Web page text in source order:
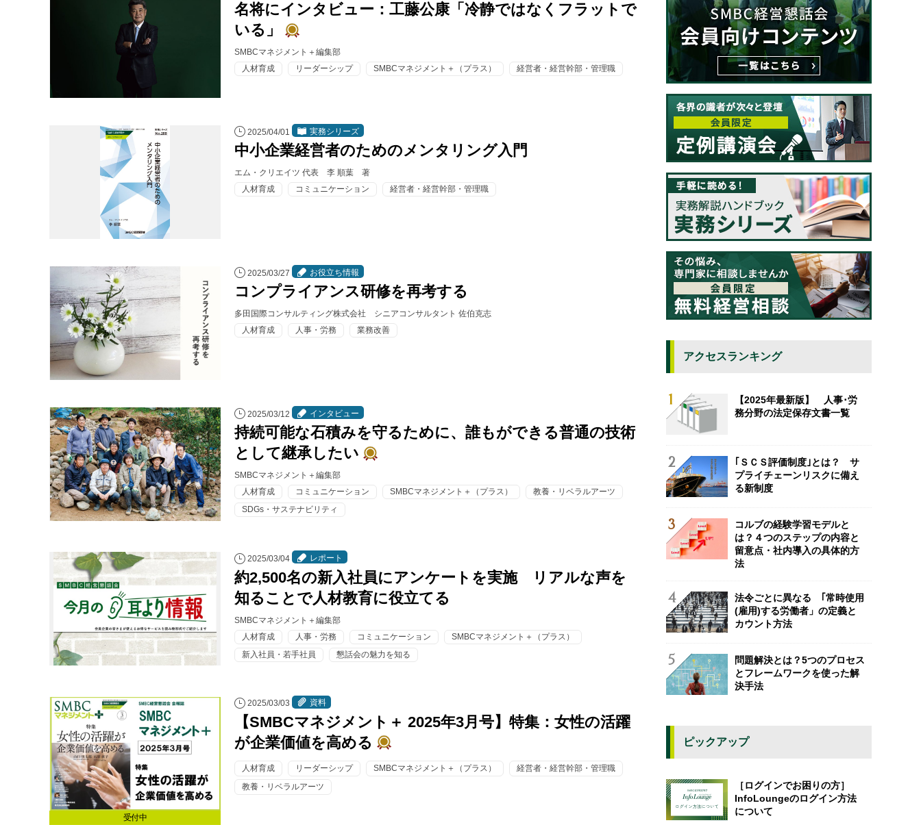
本サイトのご利用にあたって
名将にインタビュー：工藤公康「冷静ではなくフラットで
いる」
SMBCマネジメント＋編集部
人材育成
リーダーシップ SMBCマネジメント＋（プラス） 経営者・経営幹部・管理職
2025/04/01 実務シリーズ
中小企業経営者のためのメンタリング入門
エム・クリエイツ 代表 李 順葉 著
人材育成
コミュニケーション 経営者・経営幹部・管理職
2025/03/27 お役立ち情報
コンプライアンス研修を再考する
多田国際コンサルティング株式会社 シニアコンサルタント 佐伯克志
人材育成
人事・労務 業務改善
2025/03/12 インタビュー
持続可能な石積みを守るために、誰もができる普通の技術
として継承したい
SMBCマネジメント＋編集部
人材育成
コミュニケーション SMBCマネジメント＋（プラス）
教養・リベラルアーツ
SDGs・サステナビリティ
2025/03/04 レポート
約2,500名の新入社員にアンケートを実施 リアルな声を
知ることで人材教育に役立てる
SMBCマネジメント＋編集部
人材育成
人事・労務 コミュニケーション
SMBCマネジメント＋（プラス）
新入社員・若手社員
懇話会の魅力を知る
受付中
2025/03/03 資料
【SMBCマネジメント＋ 2025年3月号】特集：女性の活躍
が企業価値を高める
人材育成 リーダーシップ SMBCマネジメント＋（プラス）
経営者・経営幹部・管理職
教養・リベラルアーツ
アクセスランキング
【2025年最新版】 人事･労
務分野の法定保存文書一覧
｢ＳＣＳ評価制度｣とは？ サ
プライチェーンリスクに備え
る新制度
コルブの経験学習モデルと
は？４つのステップの内容と
留意点・社内導入の具体的方
法
法令ごとに異なる ｢常時使用
(雇用)する労働者」の定義と
カウント方法
問題解決とは？5つのプロセス
とフレームワークを使った解
決手法
ピックアップ
［ログインでお困りの方］
InfoLoungeのログイン方法
について